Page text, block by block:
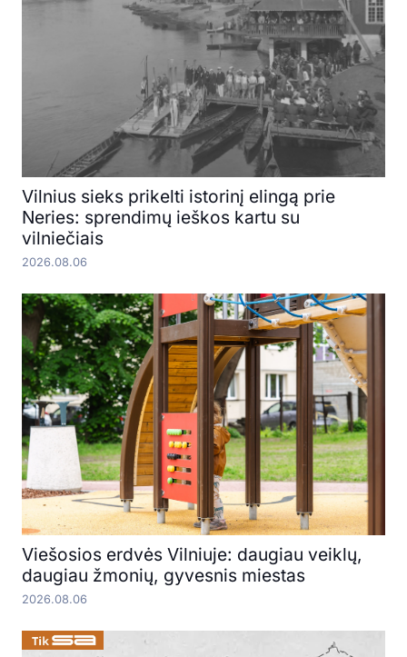
Vilnius sieks prikelti istorinį elingą prie
Neries: sprendimų ieškos kartu su
vilniečiais
2026.08.06
Viešosios erdvės Vilniuje: daugiau veiklų,
daugiau žmonių, gyvesnis miestas
2026.08.06